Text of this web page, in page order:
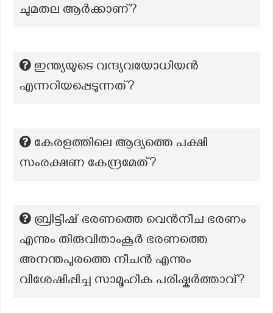
ചുമതല ആർക്കാണ്?
ഇന്ത്യയുടെ വന്ദ്യവയോധിയൻ
എന്നറിയപ്പെടുന്നത്?
കേരളത്തിലെ ആദ്യത്തെ പക്ഷി
സംരക്ഷണ കേന്ദ്രമേത്?
ബ്രിട്ടീഷ് ഭരണത്തെ വെന്‍നീച ഭരണം
എന്നും തിരുവിതാംകൂര്‍ ഭരണത്തെ
അനന്തപുരത്തെ നീചന്‍ എന്നും
വിശേഷിപ്പിച്ച സാമൂഹിക പരിഷ്കര്‍ത്താവ്‌?